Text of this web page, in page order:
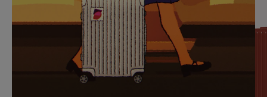
ATIVÁ-
LO